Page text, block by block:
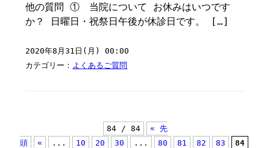
他の質問 ① 当院について お休みはいつです
か？ 日曜日・祝祭日午後が休診日です。 […]
2020年8月31日(月) 00:00
カテゴリー： よくあるご質問
84 / 84
« 先
頭
« ... 10 20 30 ... 80 81 82 83 84